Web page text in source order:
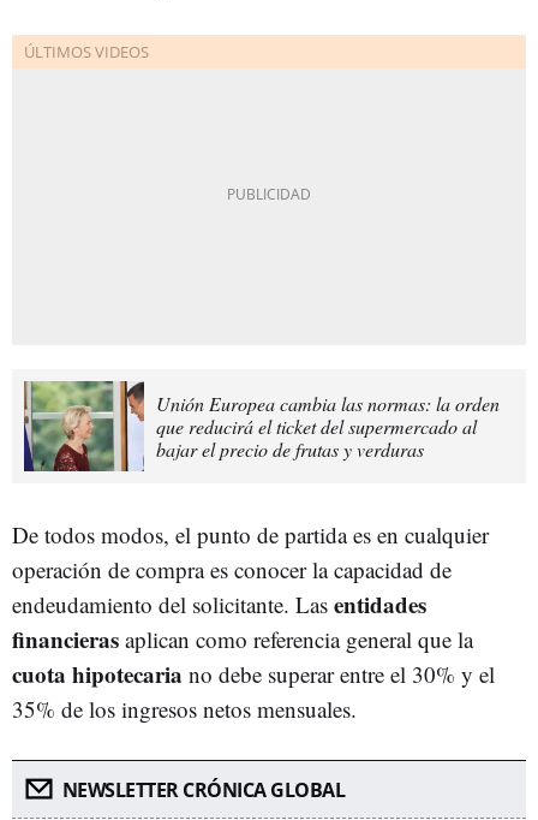
Unión Europea cambia las normas: la orden
que reducirá el ticket del supermercado al
bajar el precio de frutas y verduras
De todos modos, el punto de partida es en cualquier
operación de compra es conocer la capacidad de
endeudamiento del solicitante. Las entidades
financieras aplican como referencia general que la
cuota hipotecaria no debe superar entre el 30% y el
35% de los ingresos netos mensuales.
NEWSLETTER CRÓNICA GLOBAL